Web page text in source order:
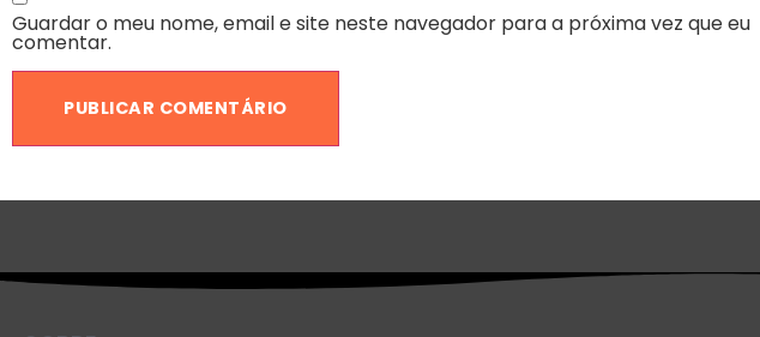
Guardar o meu nome, email e site neste navegador para a próxima vez que eu
comentar.